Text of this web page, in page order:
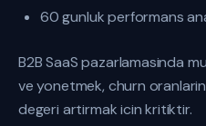
60 gunluk performans
B2B SaaS pazarlamasinda
ve yonetmek, churn
degeri artirmak icin kritiktir.